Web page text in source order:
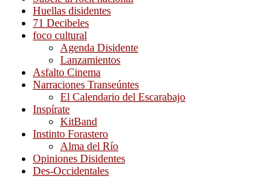
Huellas disidentes
71 Decibeles
foco cultural
Agenda Disidente
Lanzamientos
Asfalto Cinema
Narraciones Transeúntes
El Calendario del Escarabajo
Inspírate
KitBand
Instinto Forastero
Alma del Río
Opiniones Disidentes
Des-Occidentales